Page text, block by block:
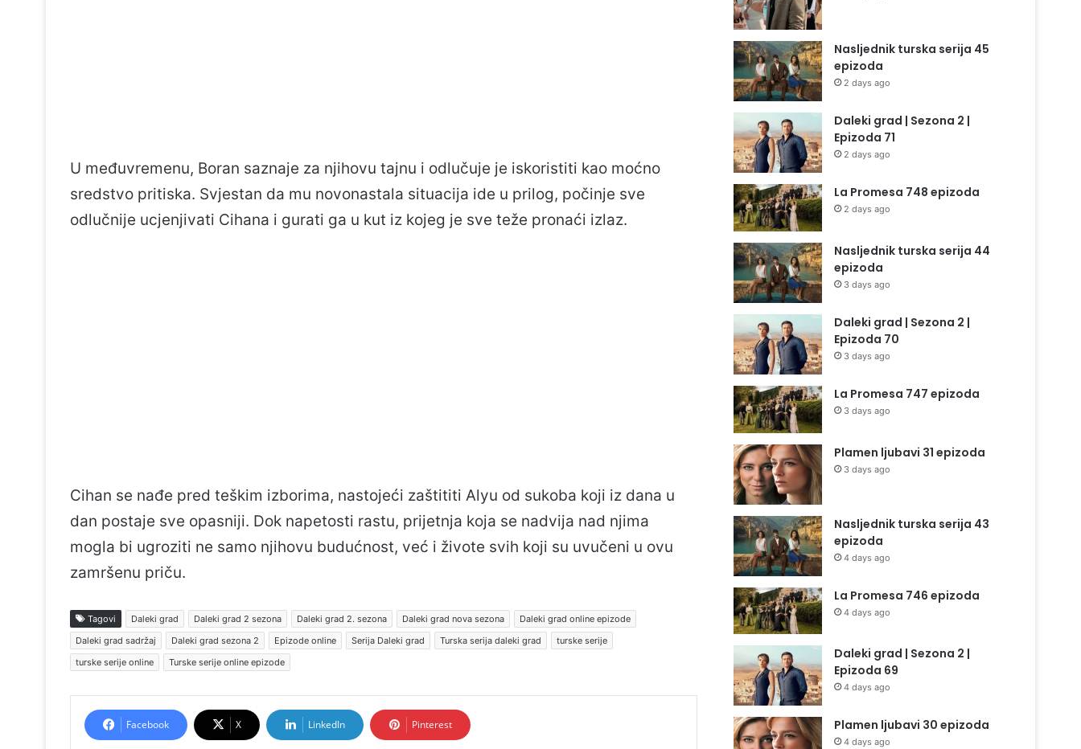
U međuvremenu, Boran saznaje za njihovu tajnu i odlučuje je iskoristiti kao moćno
sredstvo pritiska. Svjestan da mu novonastala situacija ide u prilog, počinje sve
odlučnije ucjenjivati Cihana i gurati ga u kut iz kojeg je sve teže pronaći izlaz.
Cihan se nađe pred teškim izborima, nastojeći zaštititi Alyu od sukoba koji iz dana u
dan postaje sve opasniji. Dok napetosti rastu, prijetnja koja se nadvija nad njima
mogla bi ugroziti ne samo njihovu budućnost, već i živote svih koji su uvučeni u ovu
zamršenu priču.
Tagovi Daleki grad Daleki grad 2 sezona Daleki grad 2. sezona Daleki grad nova sezona
Daleki grad online epizode
Daleki grad sadržaj
Daleki grad sezona 2 Epizode online Serija Daleki grad Turska serija daleki grad
turske serije
turske serije online
Turske serije online epizode
Facebook X LinkedIn Pinterest
Nasljednik turska serija 45
epizoda
2 days ago
Daleki grad | Sezona 2 |
Epizoda 71
2 days ago
La Promesa 748 epizoda
2 days ago
Nasljednik turska serija 44
epizoda
3 days ago
Daleki grad | Sezona 2 |
Epizoda 70
3 days ago
La Promesa 747 epizoda
3 days ago
Plamen ljubavi 31 epizoda
3 days ago
Nasljednik turska serija 43
epizoda
4 days ago
La Promesa 746 epizoda
4 days ago
Daleki grad | Sezona 2 |
Epizoda 69
4 days ago
Plamen ljubavi 30 epizoda
4 days ago